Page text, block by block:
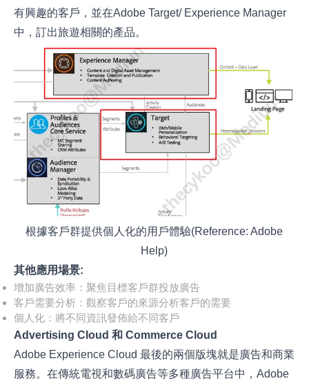
有興趣的客戶，並在Adobe Target/ Experience Manager
中，訂出旅遊相關的產品。
根據客戶群提供個人化的用戶體驗(Reference: Adobe
Help)
其他應用場景:
增加廣告效率：聚焦目標客戶群投放廣告
客戶需要分析：觀察客戶的來源分析客戶的需要
個人化：將不同資訊發佈給不同客戶
Advertising Cloud 和 Commerce Cloud
Adobe Experience Cloud 最後的兩個版塊就是廣告和商業
服務。在傳統電視和數碼廣告等多種廣告平台中，Adobe